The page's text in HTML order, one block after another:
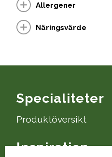
Allergener
Näringsvärde
Specialiteter
Produktöversikt
Inspiration